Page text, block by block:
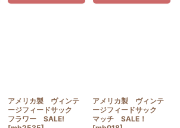
アメリカ製 ヴィンテ
ージフィードサック
フラワー SALE!
アメリカ製 ヴィンテ
ージフィードサック
マッチ SALE！